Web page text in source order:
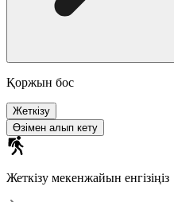
Қоржын бос
Жеткізу
Өзімен алып кету
Жеткізу мекенжайын енгізіңіз